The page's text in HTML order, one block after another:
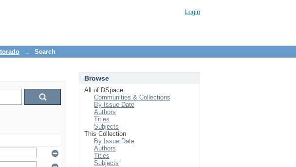
Login
→ Search
Browse
All of DSpace
Communities & Collections
By Issue Date
Authors
Titles
Subjects
This Collection
By Issue Date
Authors
Titles
Subjects